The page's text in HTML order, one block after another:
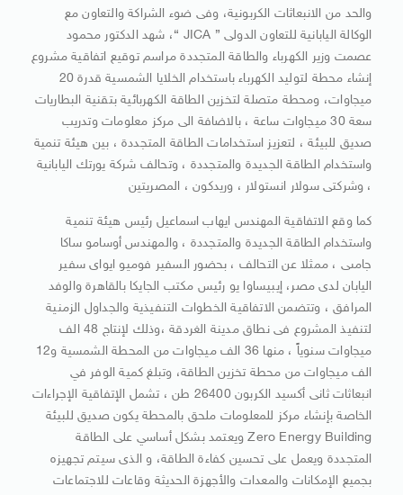
والحد من الانبعاثات الكربونية، وفى ضوء الشراكة والتعاون مع
الوكالة اليابانية للتعاون الدولى ” JICA “، شهد الدكتور محمود
عصمت وزير الكهرباء والطاقة المتجددة مراسم توقيع اتفاقية مشروع
إنشاء محطة لتوليد الكهرباء باستخدام الخلايا الشمسية قدرة 20
ميجاوات، ومحطة متصلة لتخزين الطاقة الكهربائية بتقنية البطاريات
سعة 30 ميجاوات ساعة ، بالاضافة الى مركز معلومات وتدريب
صديق للبيئة ، لتعزيز استخدامات الطاقة المتجددة ، بين هيئة تنمية
واستخدام الطاقة الجديدة والمتجددة ، وتحالف شركة يورتك اليابانية
، وشركتى سولار انستولار ، وريدكون ، المصريتين
كما وقع الاتفاقية المهندس ايهاب اسماعيل رئيس هيئة تنمية
واستخدام الطاقة الجديدة والمتجددة ، والمهندس أوسامو ساكا
جامىى ، ممثلا عن التحالف ، بحضور السفير فوميو ايواى سفير
اليابان لدى مصر، إيبيساوا يو رئيس مكتب الجايكا بالقاهرة والوفد
المرافق ، وتتضمن الاتفاقية الخطوات التنفيذية والجداول الزمنية
لتنفيذ المشروع فى نطاق مدينة الغردقة ،وذلك لإنتاج 48 الف
ميجاوات سنوياً ، منها 36 الف ميجاوات من المحطة الشمسية و12
الف ميجاوات من محطة تخزين الطاقة، وتبلغ كمية الوفر في
انبعاثات ثانى أكسيد الكربون 26400 طن ، تشمل الإتفاقية الإجراءات
الخاصة بإنشاء مركز للمعلومات ملحق بالمحطة يكون صديق للبيئة
Zero Energy Building ويعتمد بشكل أساسي على الطاقة
المتجددة ويعمل على تحسين كفاءة الطاقة، و الذى سيتم تجهيزه
بجميع الإمكانات والمعدات والأجهزة الحديثة وقاعات للاجتماعات